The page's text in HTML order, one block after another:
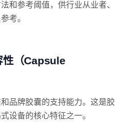
参考阈值，供行业从业者、
考。
性（Capsule
品牌胶囊的支持能力。这是胶
设备的核心特征之一。